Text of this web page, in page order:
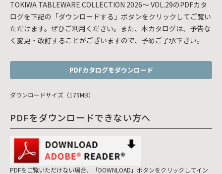
TOKIWA TABLEWARE COLLECTION 2026～ VOL.29のPDFカタ
ログを下記の「ダウンロードする」ボタンをクリックしてご覧い
ただけます。ぜひご利用ください。また、本カタログは、予告な
く変更・改訂することがございますので、予めご了承下さい。
PDFカタログをダウンロード
ダウンロードサイズ（179MB）
PDFをダウンロードできない方へ
PDFをご覧いただけない場合、「DOWNLOAD」ボタンをクリックしてイン